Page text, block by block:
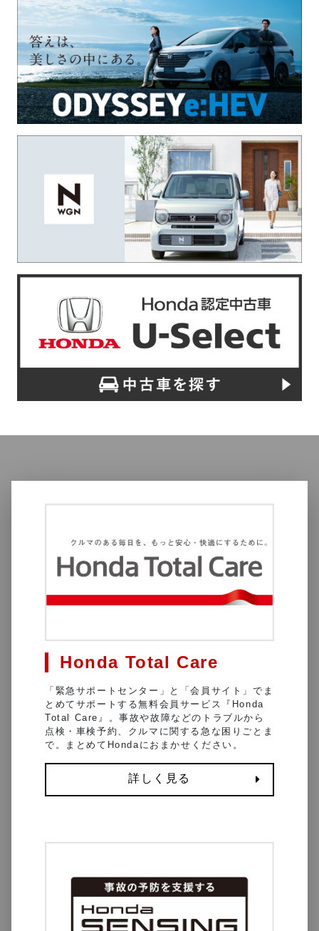
Honda Total Care
「緊急サポートセンター」と「会員サイト」でま
とめてサポートする無料会員サービス『Honda
Total Care』。事故や故障などのトラブルから
点検・車検予約、クルマに関する急な困りごとま
で。まとめてHondaにおまかせください。
詳しく見る